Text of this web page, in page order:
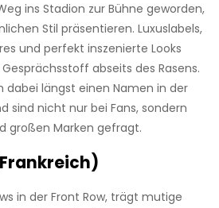
ins Stadion zur Bühne geworden,
Stil präsentieren. Luxuslabels,
und perfekt inszenierte Looks
abseits des Rasens.
dabei längst einen Namen in der
sind nicht nur bei Fans, sondern
großen Marken gefragt.
in der Front Row, trägt mutige